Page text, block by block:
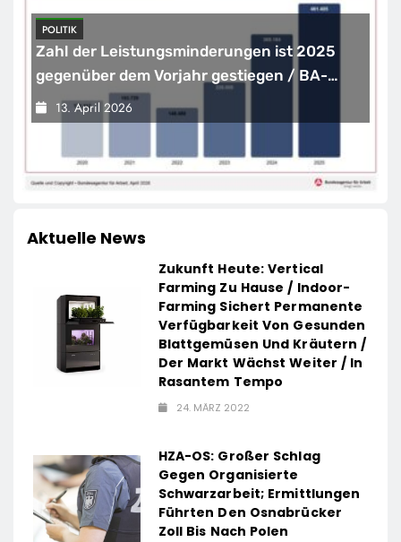
POLITIK
Zahl der Leistungsminderungen ist 2025
gegenüber dem Vorjahr gestiegen / BA-
Presseinfo Nr. 13
13. April 2026
Aktuelle News
Zukunft Heute: Vertical
Farming Zu Hause / Indoor-
Farming Sichert Permanente
Verfügbarkeit Von Gesunden
Blattgemüsen Und Kräutern /
Der Markt Wächst Weiter / In
Rasantem Tempo
24. MÄRZ 2022
HZA-OS: Großer Schlag
Gegen Organisierte
Schwarzarbeit; Ermittlungen
Führten Den Osnabrücker
Zoll Bis Nach Polen